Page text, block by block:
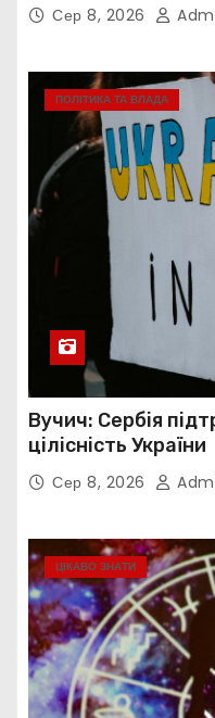
Сер 8, 2026
ПОЛІТИКА ТА ВЛАДА
Вучич: Сербія
цілісність України
Сер 8, 2026
ЦІКАВО ЗНАТИ